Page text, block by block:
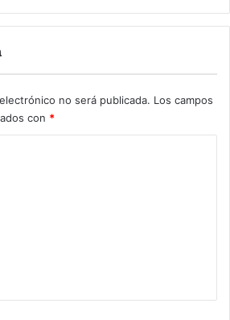
no será publicada. Los campos
con *